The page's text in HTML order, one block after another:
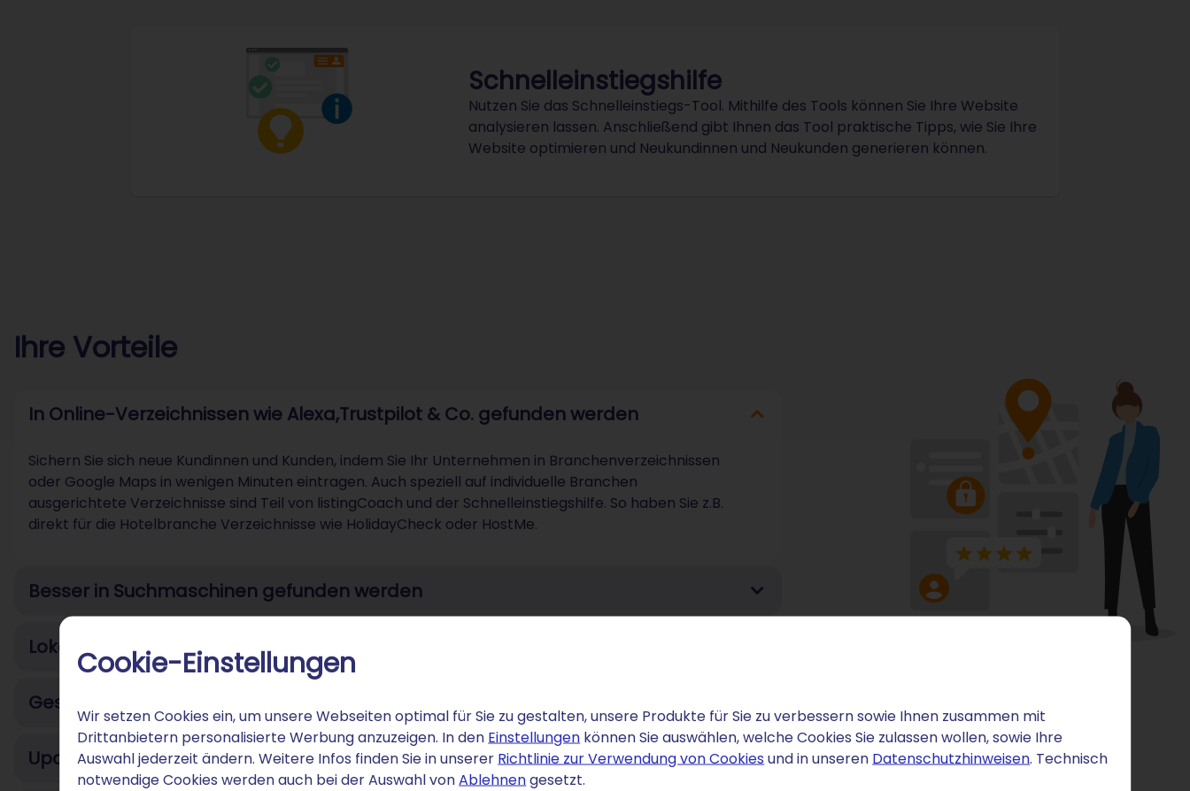
Cookie-Einstellungen
Wir setzen Cookies ein, um unsere Webseiten optimal für Sie zu gestalten, unsere Produkte für Sie zu verbessern sowie Ihnen zusammen mit
Drittanbietern personalisierte Werbung anzuzeigen. In den Einstellungen können Sie auswählen, welche Cookies Sie zulassen wollen, sowie Ihre
Auswahl jederzeit ändern. Weitere Infos finden Sie in unserer Richtlinie zur Verwendung von Cookies und in unseren Datenschutzhinweisen. Technisch
notwendige Cookies werden auch bei der Auswahl vonAblehnengesetzt.
Schnelleinstiegshilfe
Nutzen Sie das Schnelleinstiegs-Tool. Mithilfe des Tools können Sie Ihre Website
analysieren lassen. Anschließend gibt Ihnen das Tool praktische Tipps, wie Sie Ihre
Website optimieren und Neukundinnen und Neukunden generieren können.
Ihre Vorteile
In Online-Verzeichnissen wie Alexa,Trustpilot & Co. gefunden werden
Sichern Sie sich neue Kundinnen und Kunden, indem Sie Ihr Unternehmen in Branchenverzeichnissen
oder Google Maps in wenigen Minuten eintragen. Auch speziell auf individuelle Branchen
ausgerichtete Verzeichnisse sind Teil von listingCoach und der Schnelleinstiegshilfe. So haben Sie z.B.
direkt für die Hotelbranche Verzeichnisse wie HolidayCheck oder HostMe.
Besser in Suchmaschinen gefunden werden
Lokal besser gefunden werden
Geschützte und aktuelle Daten
Updates zu neuem Kunden-Feedback (Online Reputation)